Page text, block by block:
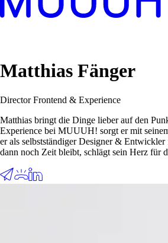
Matthias Fänger
Director Frontend & Experience
Matthias bringt die Dinge lieber auf den
Experience bei MUUUH! sorgt er mit
er als selbstständiger Designer &
dann noch Zeit bleibt, schlägt sein Herz für